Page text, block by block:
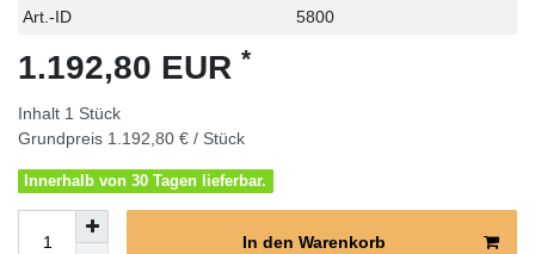
Technisches
Wert
Art.-ID 5800
1.192,80 EUR *
Inhalt 1 Stück
Grundpreis 1.192,80 € / Stück
Innerhalb von 30 Tagen lieferbar.
In den Warenkorb